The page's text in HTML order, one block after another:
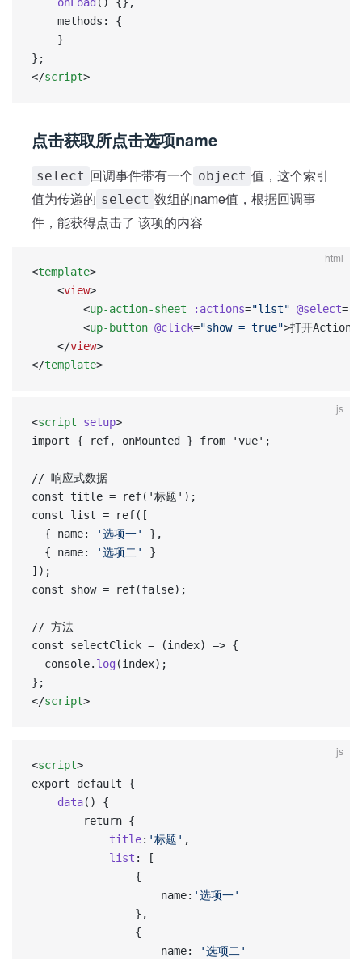
	methods: {
	}
};
</script>
点击获取所点击选项name
select 回调事件带有一个 object 值，这个索引
值为传递的 select 数组的name值，根据回调事
件，能获得点击了 该项的内容
html
<template>
	<
view>
		<
up-action-sheet :actions="list" @select=
		<
up-button @click="show = true">打开
	</
view>
</template>
js
<script setup>
import { ref, onMounted } from 'vue';
// 响应式数据
const title = ref('标题');
const list = ref([
  { name:
'选项一'
},
  { name:
'选项二'
}
]);
const show = ref(false);
// 方法
const selectClick = (index) => {
  console.
log (index);
};
</script>
js
<script>
export default {
	data
() {
		return {
			title
: '标题' ,
			list
: [
				{
					name:
'选项一'
				},
				{
					name:
'选项二'